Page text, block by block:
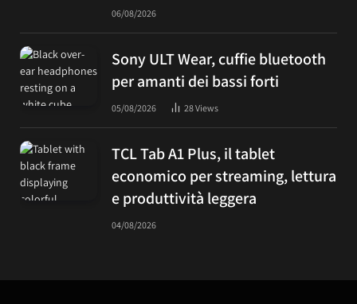
06/08/2026
Sony ULT Wear, cuffie bluetooth
per amanti dei bassi forti
05/08/2026 28Views
TCL Tab A1 Plus, il tablet
economico per streaming, lettura
e produttività leggera
04/08/2026